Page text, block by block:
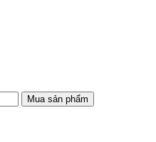
Mua sản phẩm